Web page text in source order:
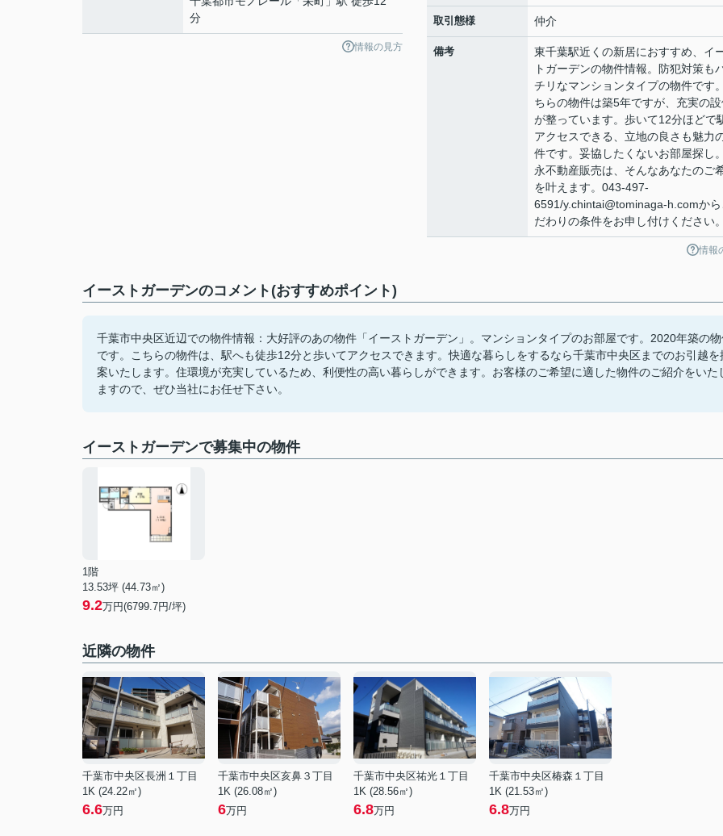
分
情報の見方
取引態様 仲介
備考
東千葉駅近くの新居におすすめ、イ
トガーデンの物件情報。防犯対策も
チリなマンションタイプの物件です
ちらの物件は築5年ですが、充実の
が整っています。歩いて12分ほどで
アクセスできる、立地の良さも魅力
件です。妥協したくないお部屋探し
永不動産販売は、そんなあなたのご
を叶えます。043-497-
6591/y.chintai@tominaga-h.comから
だわりの条件をお申し付けください。
情報
イーストガーデンのコメント(おすすめポイント)
千葉市中央区近辺での物件情報：大好評のあの物件「イーストガーデン」。マンションタイプのお部屋です。2020年築の
です。こちらの物件は、駅へも徒歩12分と歩いてアクセスできます。快適な暮らしをするなら千葉市中央区までのお引越を
案いたします。住環境が充実しているため、利便性の高い暮らしができます。お客様のご希望に適した物件のご紹介をいた
ますので、ぜひ当社にお任せ下さい。
イーストガーデンで募集中の物件
1階
13.53坪 (44.73㎡)
9.2万円(6799.7円/坪)
近隣の物件
千葉市中央区長洲１丁目
1K (24.22㎡)
6.6万円
千葉市中央区亥鼻３丁目
1K (26.08㎡)
6万円
千葉市中央区祐光１丁目
1K (28.56㎡)
6.8万円
千葉市中央区椿森１丁目
1K (21.53㎡)
6.8万円